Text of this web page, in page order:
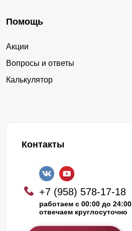
Помощь
Акции
Вопросы и ответы
Калькулятор
Контакты
+7 (958) 578-17-18
работаем с 00:00 до 24:00
отвечаем круглосуточно